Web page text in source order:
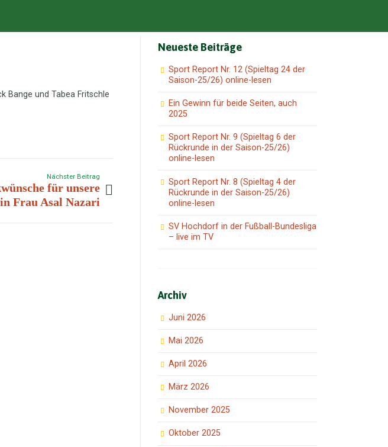
Bange und Tabea Fritschle
Nächster Beitrag
für unsere
Frau Asal Nazari
Neueste Beiträge
Sport Report Nr. 12 (Spieltag 24 der
Saison-25/26) online-lesen
Ein Gewinn für beide Seiten, auch
2025
Sport Report Nr. 9 (Spieltag 6 der
Rückrunde in der Saison-25/26)
online-lesen
Sport Report Nr. 8 (Spieltag 4 der
Rückrunde in der Saison-25/26)
online-lesen
SV Hochdorf in der Fußball-Bundesliga
– live im TV
Archiv
Juni 2026
Mai 2026
April 2026
März 2026
November 2025
Oktober 2025